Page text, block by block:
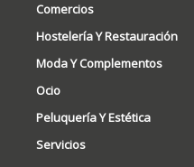
Comercios
Hostelería Y Restauración
Moda Y Complementos
Ocio
Peluquería Y Estética
Servicios